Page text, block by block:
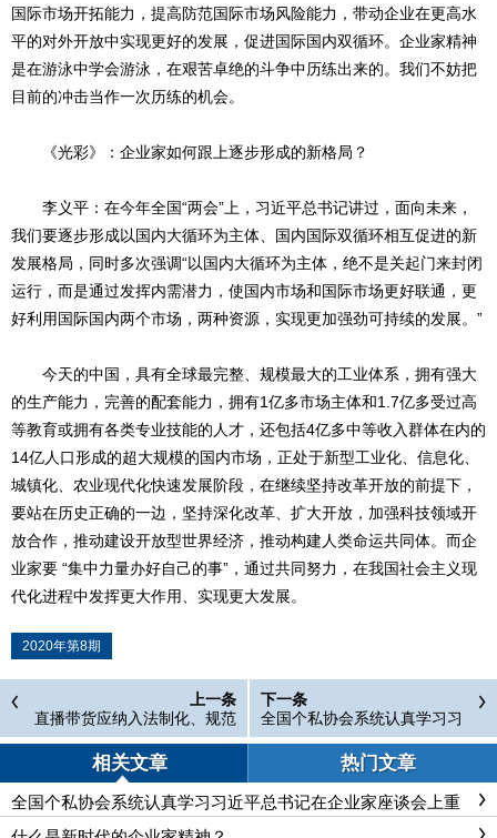
国际市场开拓能力，提高防范国际市场风险能力，带动企业在更高水
平的对外开放中实现更好的发展，促进国际国内双循环。企业家精神
是在游泳中学会游泳，在艰苦卓绝的斗争中历练出来的。我们不妨把
目前的冲击当作一次历练的机会。
《光彩》：企业家如何跟上逐步形成的新格局？
李义平：在今年全国“两会”上，习近平总书记讲过，面向未来，
我们要逐步形成以国内大循环为主体、国内国际双循环相互促进的新
发展格局，同时多次强调“以国内大循环为主体，绝不是关起门来封闭
运行，而是通过发挥内需潜力，使国内市场和国际市场更好联通，更
好利用国际国内两个市场，两种资源，实现更加强劲可持续的发展。”
今天的中国，具有全球最完整、规模最大的工业体系，拥有强大
的生产能力，完善的配套能力，拥有1亿多市场主体和1.7亿多受过高
等教育或拥有各类专业技能的人才，还包括4亿多中等收入群体在内的
14亿人口形成的超大规模的国内市场，正处于新型工业化、信息化、
城镇化、农业现代化快速发展阶段，在继续坚持改革开放的前提下，
要站在历史正确的一边，坚持深化改革、扩大开放，加强科技领域开
放合作，推动建设开放型世界经济，推动构建人类命运共同体。而企
业家要 “集中力量办好自己的事”，通过共同努力，在我国社会主义现
代化进程中发挥更大作用、实现更大发展。
2020年第8期
上一条
直播带货应纳入法制化、规范
化管理
下一条
全国个私协会系统认真学习习
近平总书记在企业家座谈会上
重要讲话精神
相关文章 热门文章
全国个私协会系统认真学习习近平总书记在企业家座谈会上重
要讲话精神